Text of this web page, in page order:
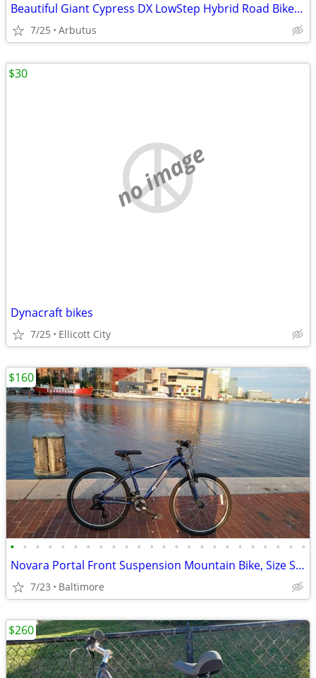
Beautiful Giant Cypress DX LowStep Hybrid Road Bike, Size Medium
7/25 Arbutus
no image
Dynacraft bikes
7/25 Ellicott City
$30
• • • • • • • • • • • • • • • • • • • • • • • •
Novara Portal Front Suspension Mountain Bike, Size Small
7/23 Baltimore
$160
$260